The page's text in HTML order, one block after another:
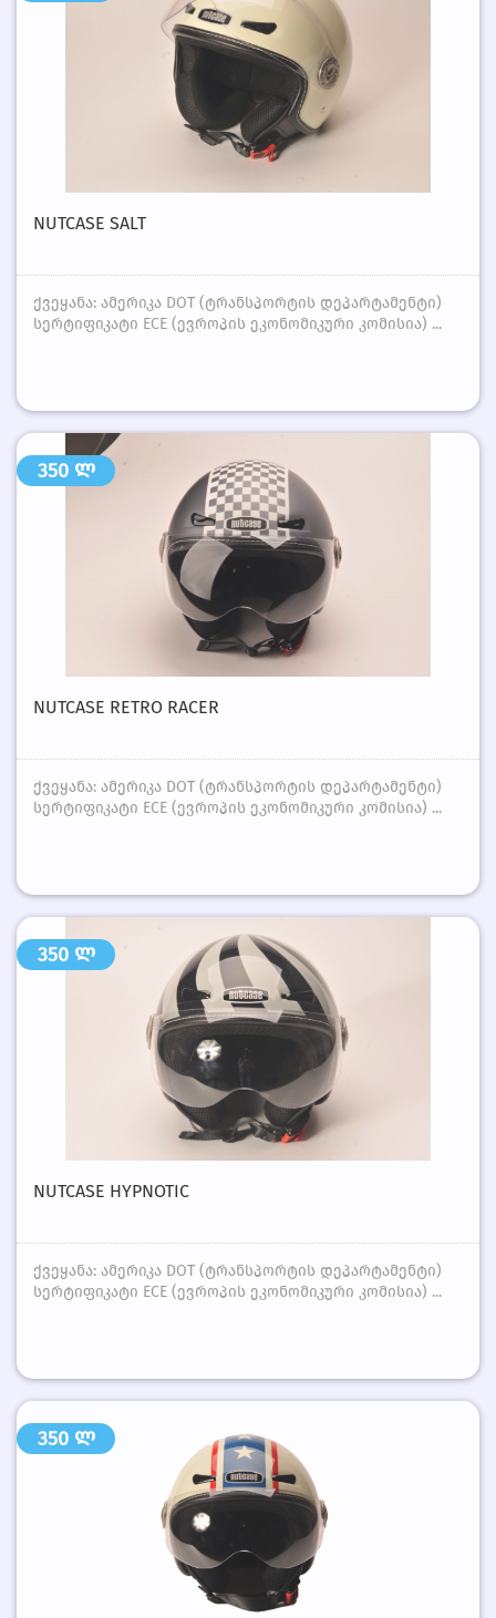
NUTCASE SALT
ქვეყანა: ამერიკა DOT (ტრანსპორტის დეპარტამენტი)
სერტიფიკატი ECE (ევროპის ეკონომიკური კომისია) ...
350 ლ
NUTCASE RETRO RACER
ქვეყანა: ამერიკა DOT (ტრანსპორტის დეპარტამენტი)
სერტიფიკატი ECE (ევროპის ეკონომიკური კომისია) ...
350 ლ
NUTCASE HYPNOTIC
ქვეყანა: ამერიკა DOT (ტრანსპორტის დეპარტამენტი)
სერტიფიკატი ECE (ევროპის ეკონომიკური კომისია) ...
350 ლ